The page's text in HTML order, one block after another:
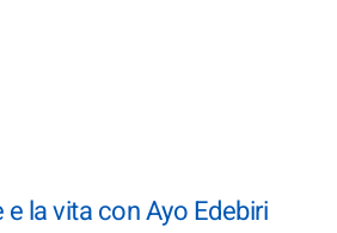
la vita con Ayo Edebiri